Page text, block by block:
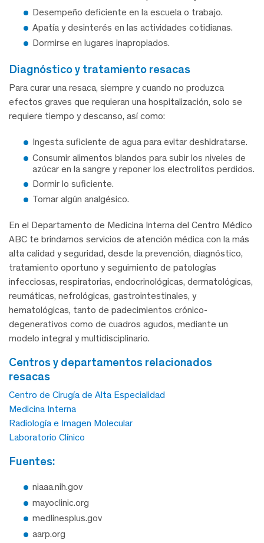
Desempeño deficiente en la escuela o trabajo.
Apatía y desinterés en las actividades cotidianas.
Dormirse en lugares inapropiados.
diagnóstico y tratamiento resacas
Para curar una resaca, siempre y cuando no produzca
efectos graves que requieran una hospitalización, solo se
requiere tiempo y descanso, así como:
Ingesta suficiente de agua para evitar deshidratarse.
Consumir alimentos blandos para subir los niveles de
azúcar en la sangre y reponer los electrolitos perdidos.
Dormir lo suficiente.
Tomar algún analgésico.
En el Departamento de Medicina Interna del Centro Médico
ABC te brindamos servicios de atención médica con la más
alta calidad y seguridad, desde la prevención, diagnóstico,
tratamiento oportuno y seguimiento de patologías
infecciosas, respiratorias, endocrinológicas, dermatológicas,
reumáticas, nefrológicas, gastrointestinales, y
hematológicas, tanto de padecimientos crónico-
degenerativos como de cuadros agudos, mediante un
modelo integral y multidisciplinario.
centros y departamentos relacionados
resacas
Centro de Cirugía de Alta Especialidad
Medicina Interna
Radiología e Imagen Molecular
Laboratorio Clínico
fuentes:
niaaa.nih.gov
mayoclinic.org
medlinesplus.gov
aarp.org